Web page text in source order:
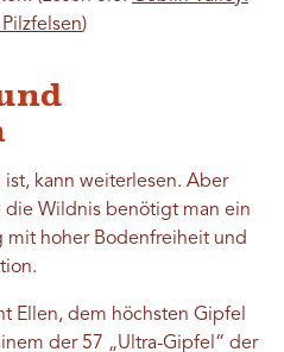
)
kann weiterlesen. Aber
die Wildnis benötigt man ein
mit hoher Bodenfreiheit und
Ellen, dem höchsten Gipfel
der 57 „Ultra-Gipfel“ der